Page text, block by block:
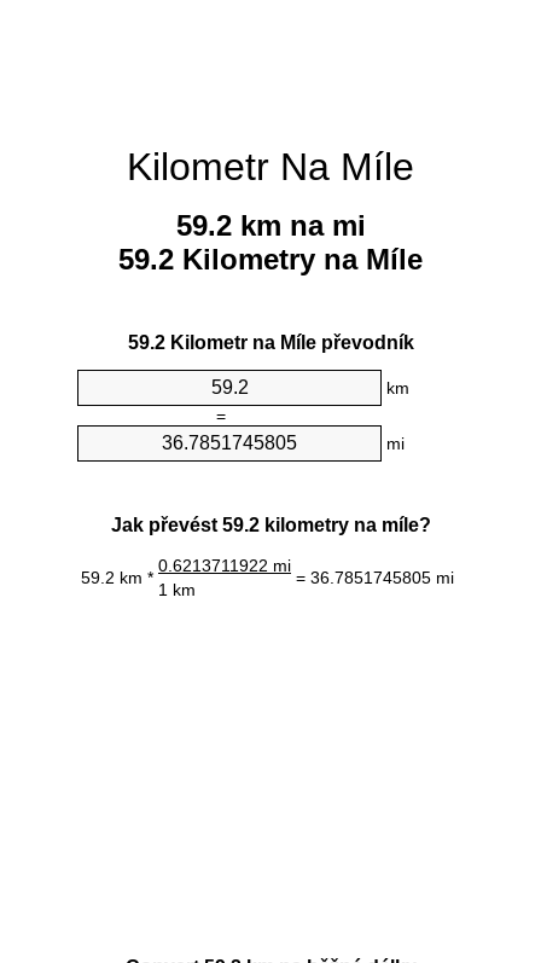
Kilometr Na Míle
59.2 km na mi
59.2 Kilometry na Míle
59.2 Kilometr na Míle převodník
km
=
mi
Jak převést 59.2 kilometry na míle?
59.2 km *
0.6213711922 mi
= 36.7851745805 mi
1 km